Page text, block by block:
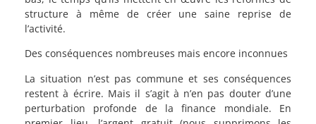
structure à même de créer une saine reprise de
l’activité.
Des conséquences nombreuses mais encore inconnues
La situation n’est pas commune et ses conséquences
restent à écrire. Mais il s’agit à n’en pas douter d’une
perturbation profonde de la finance mondiale. En